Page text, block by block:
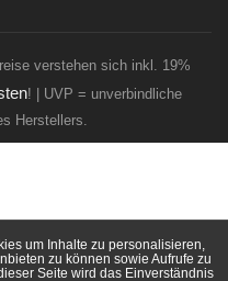
verstehen sich inkl. 19%
! | UVP = unverbindliche
Herstellers.
um Inhalte zu personalisieren,
zu können sowie Aufrufe zu
Seite wird das Einverständnis